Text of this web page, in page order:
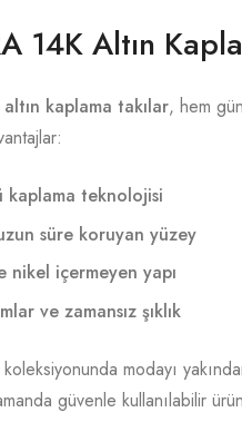
14K Altın
kaplama takılar, hem
kaplama teknolojisi
uzun süre koruyan yüzey
nikel içermeyen yapı
ve zamansız şıklık
modayı
güvenle kullanılabilir